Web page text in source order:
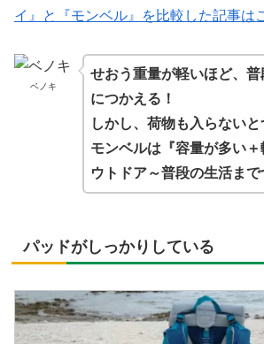
イ』と『モンベル』を比較した記事は
ベノキ
せおう重量が軽いほど、
につかえる！
しかし、荷物も入らない
モンベルは『容量が多い
ウトドア～普段の生活まで
パッドがしっかりしている